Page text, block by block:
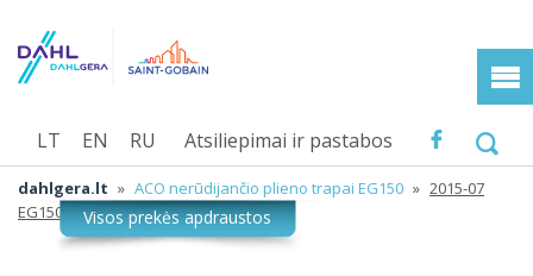
Atsiliepimai ir pastabos
LT EN RU
dahlgera.lt » ACO nerūdijančio plieno trapai EG150 » 2015-07
EG150 trapai 24489